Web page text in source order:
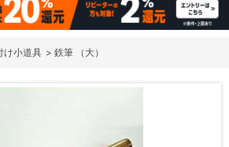
け小道具 > 鉄筆 （大）